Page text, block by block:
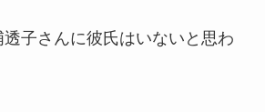
透子さんに彼氏はいないと思わ